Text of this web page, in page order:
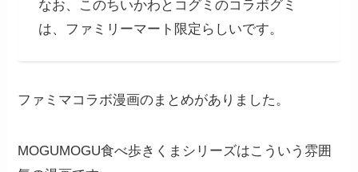
なお、このちいかわとコグミのコラボグミ
は、ファミリーマート限定らしいです。
ファミマコラボ漫画のまとめがありました。
MOGUMOGU食べ歩きくまシリーズはこういう雰囲